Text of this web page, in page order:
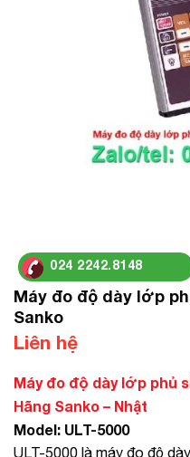
024 2242.8148
Máy đo độ dày lớp
Sanko
Liên hệ
Máy đo độ dày lớp phủ
Hãng Sanko – Nhật
Model: ULT-5000
ULT-5000 là máy đo độ